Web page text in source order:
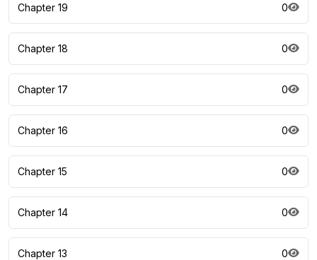
Chapter 19 0
Chapter 18 0
Chapter 17 0
Chapter 16 0
Chapter 15 0
Chapter 14 0
Chapter 13 0